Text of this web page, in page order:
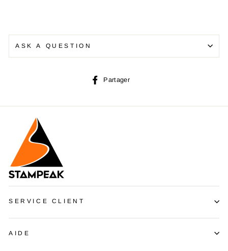
ASK A QUESTION
Partager
Facebook
SERVICE CLIENT
AIDE